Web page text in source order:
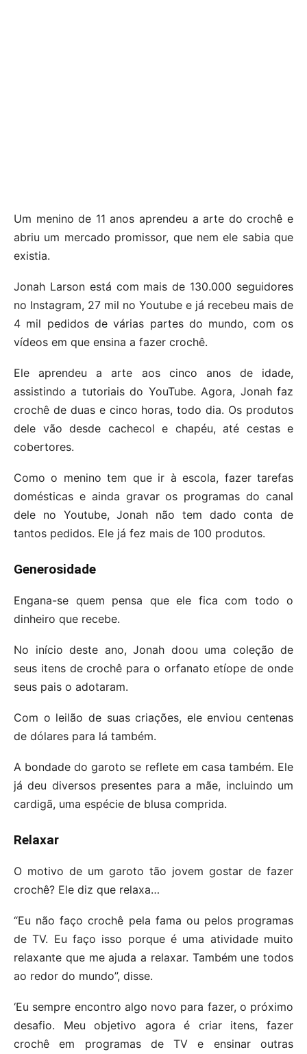
Um menino de 11 anos aprendeu a arte do crochê e
abriu um mercado promissor, que nem ele sabia que
existia.
Jonah Larson está com mais de 130.000 seguidores
no Instagram, 27 mil no Youtube e já recebeu mais de
4 mil pedidos de várias partes do mundo, com os
vídeos em que ensina a fazer crochê.
Ele aprendeu a arte aos cinco anos de idade,
assistindo a tutoriais do YouTube. Agora, Jonah faz
crochê de duas e cinco horas, todo dia. Os produtos
dele vão desde cachecol e chapéu, até cestas e
cobertores.
Como o menino tem que ir à escola, fazer tarefas
domésticas e ainda gravar os programas do canal
dele no Youtube, Jonah não tem dado conta de
tantos pedidos. Ele já fez mais de 100 produtos.
Generosidade
Engana-se quem pensa que ele fica com todo o
dinheiro que recebe.
No início deste ano, Jonah doou uma coleção de
seus itens de crochê para o orfanato etíope de onde
seus pais o adotaram.
Com o leilão de suas criações, ele enviou centenas
de dólares para lá também.
A bondade do garoto se reflete em casa também. Ele
já deu diversos presentes para a mãe, incluindo um
cardigã, uma espécie de blusa comprida.
Relaxar
O motivo de um garoto tão jovem gostar de fazer
crochê? Ele diz que relaxa…
“Eu não faço crochê pela fama ou pelos programas
de TV. Eu faço isso porque é uma atividade muito
relaxante que me ajuda a relaxar. Também une todos
ao redor do mundo”, disse.
‘Eu sempre encontro algo novo para fazer, o próximo
desafio. Meu objetivo agora é criar itens, fazer
crochê em programas de TV e ensinar outras